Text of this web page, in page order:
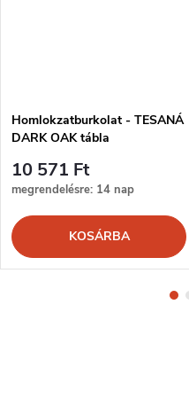
Homlokzatburkolat - TESANÁ
DARK OAK tábla
10 571 Ft
megrendelésre: 14 nap
KOSÁRBA